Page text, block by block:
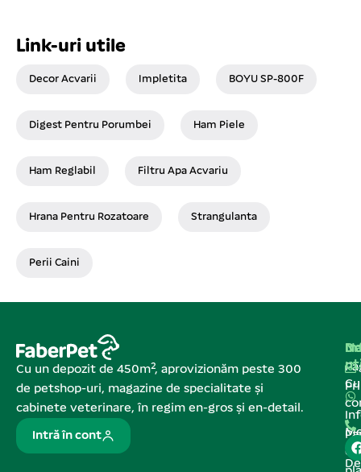
Link-uri utile
Decor Acvarii Impletita BOYU SP-800F
Digest Pentru Porumbei Ham Piele
Ham Reglabil Filtru Apa Acvariu
Hrana Pentru Rozatoare Strangulanta
Perii Caini
Cu un depozit de 450m², aprovizionăm peste 300
de petshop-uri, magazine de specialitate și
cabinete veterinare, în regim en-gros și en-detail.
Intră în cont
de